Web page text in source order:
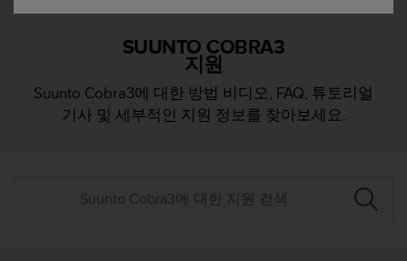
SUUNTO COBRA3
지원
Suunto Cobra3에 대한 방법 비디오, FAQ, 튜토리얼
기사 및 세부적인 지원 정보를 찾아보세요.